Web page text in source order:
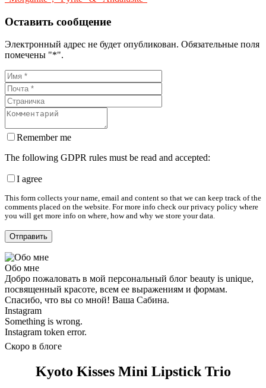
Оставить сообщение
Электронный адрес не будет опубликован. Обязательные поля
помечены "*".
Remember me
The following GDPR rules must be read and accepted:
I agree
This form collects your name, email and content so that we can keep track of the
comments placed on the website. For more info check our privacy policy where
you will get more info on where, how and why we store your data.
Обо мне
Добро пожаловать в мой персональный блог beauty is unique,
посвященный красоте, всем ее выражениям и формам.
Спасибо, что вы со мной! Ваша Сабина.
Instagram
Something is wrong.
Instagram token error.
Скоро в блоге
Kyoto Kisses Mini Lipstick Trio